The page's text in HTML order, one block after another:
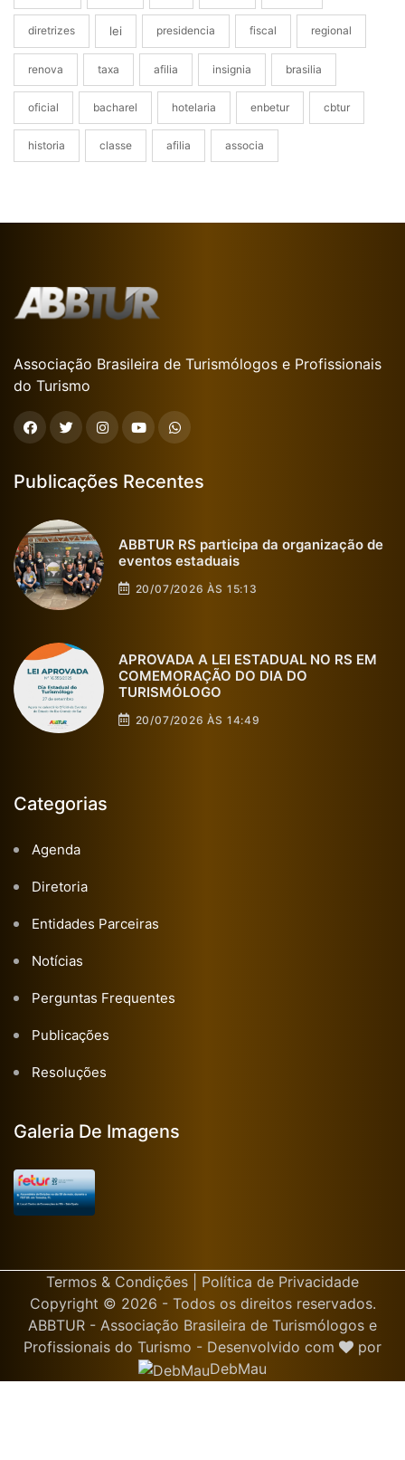
diretrizes lei presidencia fiscal regional
renova taxa afilia insignia brasilia
oficial bacharel hotelaria enbetur cbtur
historia classe afilia associa
Associação Brasileira de Turismólogos e Profissionais
do Turismo
Publicações Recentes
ABBTUR RS participa da organização de
eventos estaduais
20/07/2026 ÀS 15:13
APROVADA A LEI ESTADUAL NO RS EM
COMEMORAÇÃO DO DIA DO
TURISMÓLOGO
20/07/2026 ÀS 14:49
Categorias
Agenda
Diretoria
Entidades Parceiras
Notícias
Perguntas Frequentes
Publicações
Resoluções
Galeria De Imagens
Termos & Condições
Política de Privacidade
Copyright © 2026 - Todos os direitos reservados.
ABBTUR - Associação Brasileira de Turismólogos e
Profissionais do Turismo - Desenvolvido com
por
DebMau